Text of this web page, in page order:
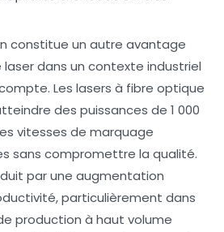
constitue un autre avantage
dans un contexte industriel
Les lasers à fibre optique
des puissances de 1 000
vitesses de marquage
sans compromettre la qualité.
par une augmentation
particulièrement dans
production à haut volume